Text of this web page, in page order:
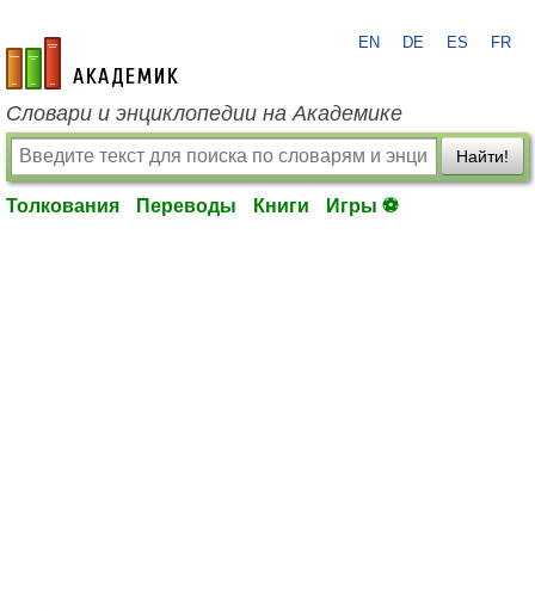
academic.ru
EN DE ES FR
Словари и энциклопедии на Академике
Найти!
Толкования Переводы Книги Игры ⚽